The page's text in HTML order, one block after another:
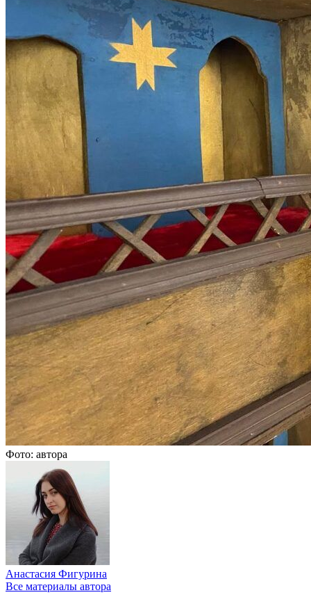
Фото: автора
Анастасия Фигурина
Все материалы автора